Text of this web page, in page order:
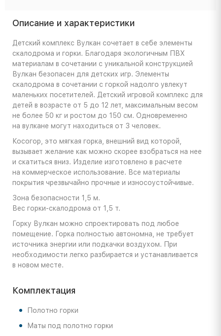
Описание и характеристики
Детский комплекс Вулкан сочетает в себе элементы
скалодрома и горки. Благодаря экологичным ПВХ
материалам в сочетании с уникальной конструкцией
Вулкан безопасен для детских игр. Элементы
скалодрома в сочетании с горкой надолго увлекут
маленьких посетителей. Детский игровой комплекс для
детей в возрасте от 5 до 12 лет, максимальным весом
не более 50 кг и ростом до 150 см. Одновременно
на вулкане могут находиться от 3 человек.
Косогор, это мягкая горка, внешний вид которой,
вызывает желание как можно скорее взобраться на нее
и скатиться вниз. Изделие изготовлено в расчете
на коммерческое использование. Все материалы
покрытия чрезвычайно прочные и износоустойчивые.
Зона безопасности 1,5 м.
Вес горки-скалодрома от 1,5 т.
Горку Вулкан можно спроектировать под любое
помещение. Горка полностью автономна, не требует
источника энергии или подкачки воздухом. При
необходимости легко разбирается и устанавливается
в новом месте.
Комплектация
Полотно горки
Маты под полотно горки